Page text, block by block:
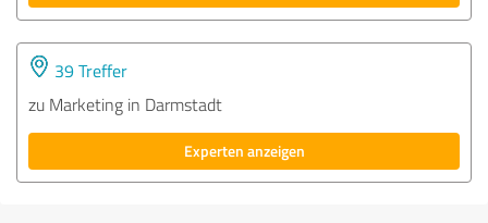
39 Treffer
zu Marketing in Darmstadt
Experten anzeigen